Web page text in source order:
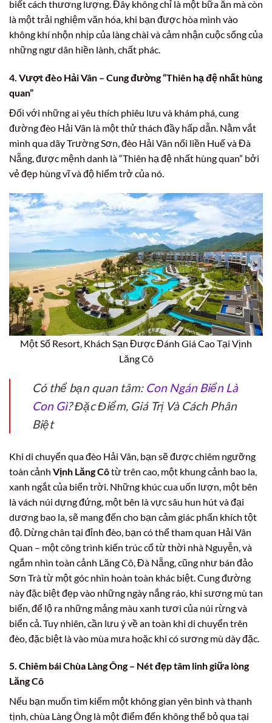
biết cách thương lượng. Đây không chỉ là một bữa ăn mà còn
là một trải nghiệm văn hóa, khi bạn được hòa mình vào
không khí nhộn nhịp của làng chài và cảm nhận cuộc sống của
những ngư dân hiền lành, chất phác.
4. Vượt đèo Hải Vân – Cung đường “Thiên hạ đệ nhất hùng
quan”
Đối với những ai yêu thích phiêu lưu và khám phá, cung
đường đèo Hải Vân là một thử thách đầy hấp dẫn. Nằm vắt
mình qua dãy Trường Sơn, đèo Hải Vân nối liền Huế và Đà
Nẵng, được mệnh danh là “Thiên hạ đệ nhất hùng quan” bởi
vẻ đẹp hùng vĩ và độ hiểm trở của nó.
Một Số Resort, Khách Sạn Được Đánh Giá Cao Tại Vịnh
Lăng Cô
Có thể bạn quan tâm: Con Ngán Biển Là
Con Gì? Đặc Điểm, Giá Trị Và Cách Phân
Biệt
Khi di chuyển qua đèo Hải Vân, bạn sẽ được chiêm ngưỡng
toàn cảnh Vịnh Lăng Côtừ trên cao, một khung cảnh bao la,
xanh ngắt của biển trời. Những khúc cua uốn lượn, một bên
là vách núi dựng đứng, một bên là vực sâu hun hút và đại
dương bao la, sẽ mang đến cho bạn cảm giác phấn khích tột
độ. Dừng chân tại đỉnh đèo, bạn có thể tham quan Hải Vân
Quan – một công trình kiến trúc cổ từ thời nhà Nguyễn, và
ngắm nhìn toàn cảnh Lăng Cô, Đà Nẵng, cũng như bán đảo
Sơn Trà từ một góc nhìn hoàn toàn khác biệt. Cung đường
này đặc biệt đẹp vào những ngày nắng ráo, khi sương mù tan
biến, để lộ ra những mảng màu xanh tươi của núi rừng và
biển cả. Tuy nhiên, cần lưu ý về an toàn khi di chuyển trên
đèo, đặc biệt là vào mùa mưa hoặc khi có sương mù dày đặc.
5. Chiêm bái Chùa Làng Ông – Nét đẹp tâm linh giữa lòng
Lăng Cô
Nếu bạn muốn tìm kiếm một không gian yên bình và thanh
tịnh, chùa Làng Ông là một điểm đến không thể bỏ qua tại